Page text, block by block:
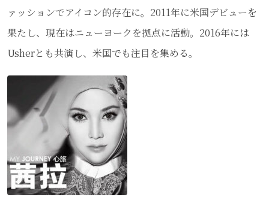
ァッションでアイコン的存在に。2011年に米国デビューを
果たし、現在はニューヨークを拠点に活動。2016年には
Usherとも共演し、米国でも注目を集める。